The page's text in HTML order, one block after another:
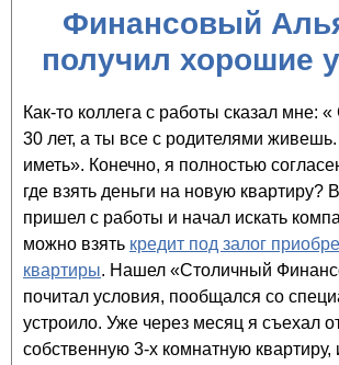
Финансовый
получил хорошие
Как-то коллега с работы сказал мне:
30 лет, а ты все с родителями
иметь». Конечно, я полностью
где взять деньги на новую квартиру?
пришел с работы и начал искать
можно взять кредит под залог
квартиры. Нашел «Столичный
почитал условия, пообщался со
устроило. Уже через месяц я съехал
собственную 3-х комнатную квартиру,